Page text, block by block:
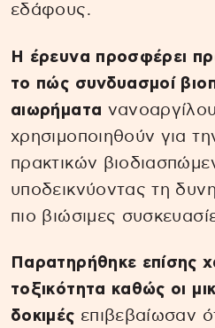
εδάφους.
Η έρευνα προσφέρει
το πώς συνδυασμοί
αιωρήματα
χρησιμοποιηθούν για
πρακτικών
υποδεικνύοντας τη
πιο βιώσιμες
Παρατηρήθηκε επίσης
τοξικότητα καθώς οι
δοκιμές επιβεβαίωσαν